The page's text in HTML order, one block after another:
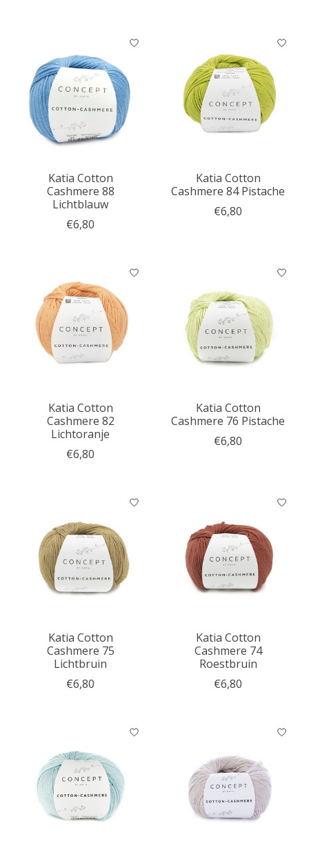
Katia Cotton
Cashmere 88
Lichtblauw
€6,80
Katia Cotton
Cashmere 84 Pistache
€6,80
Katia Cotton
Cashmere 82
Lichtoranje
€6,80
Katia Cotton
Cashmere 76 Pistache
€6,80
Katia Cotton
Cashmere 75
Lichtbruin
€6,80
Katia Cotton
Cashmere 74
Roestbruin
€6,80